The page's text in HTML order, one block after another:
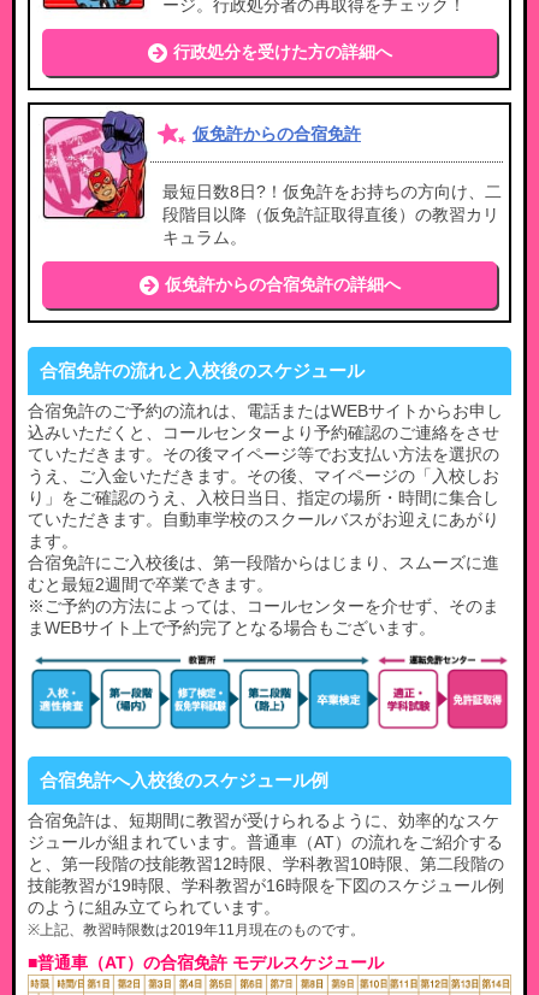
ージ。行政処分者の再取得をチェック！
行政処分を受けた方の詳細へ
仮免許からの合宿免許
最短日数8日?！仮免許をお持ちの方向け、二
段階目以降（仮免許証取得直後）の教習カリ
キュラム。
仮免許からの合宿免許の詳細へ
合宿免許の流れと入校後のスケジュール
合宿免許のご予約の流れは、電話またはWEBサイトからお申し
込みいただくと、コールセンターより予約確認のご連絡をさせ
ていただきます。その後マイページ等でお支払い方法を選択の
うえ、ご入金いただきます。その後、マイページの「入校しお
り」をご確認のうえ、入校日当日、指定の場所・時間に集合し
ていただきます。自動車学校のスクールバスがお迎えにあがり
ます。
合宿免許にご入校後は、第一段階からはじまり、スムーズに進
むと最短2週間で卒業できます。
※ご予約の方法によっては、コールセンターを介せず、そのま
まWEBサイト上で予約完了となる場合もございます。
合宿免許へ入校後のスケジュール例
合宿免許は、短期間に教習が受けられるように、効率的なスケ
ジュールが組まれています。普通車（AT）の流れをご紹介する
と、第一段階の技能教習12時限、学科教習10時限、第二段階の
技能教習が19時限、学科教習が16時限を下図のスケジュール例
のように組み立てられています。
※上記、教習時限数は2019年11月現在のものです。
■普通車（AT）の合宿免許 モデルスケジュール